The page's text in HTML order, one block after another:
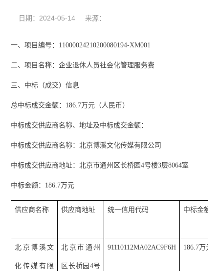
日期：2024-05-14 来源：
一、项目编号： 11000024210200080194-XM001
二、项目名称：企业退休人员社会化管理服务费
三、中标（成交）信息
总中标成交金额： 186.7万元（人民币）
中标成交供应商名称、地址及中标成交金额：
中标成交供应商名称：北京博溪文化传媒有限公司
中标成交供应商地址：北京市通州区长桥园4号楼3层8064室
中标金额： 186.7万元
供应商名称 供应商地址 统一信用代码 中标金额
北京博溪文
化传媒有限
北京市通州
区长桥园 4号
91110112MA02AC9F6H 186.7万元